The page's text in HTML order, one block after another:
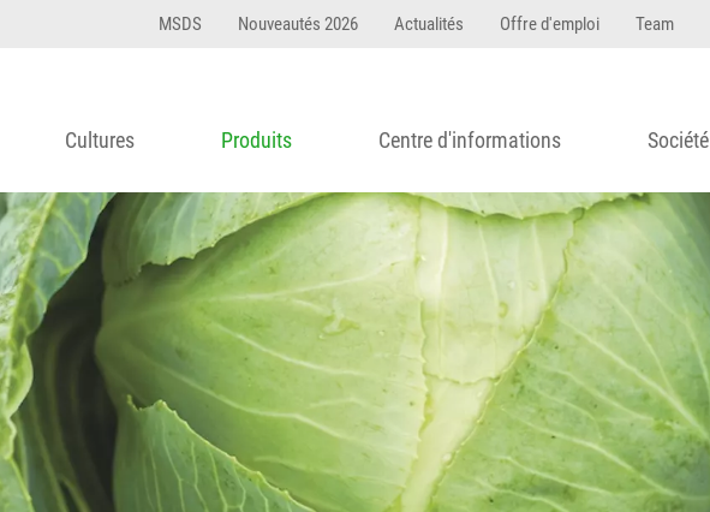
MSDS Nouveautés 2026 Actualités Offre d'emploi Team
Cultures Produits Centre d'informations Société